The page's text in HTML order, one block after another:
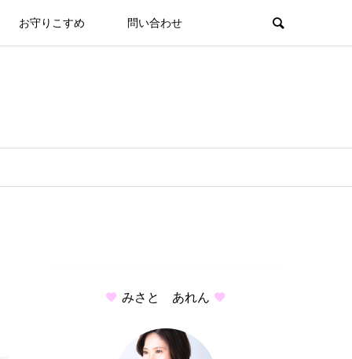
お守りこすめ 問い合わせ
みさと あれん